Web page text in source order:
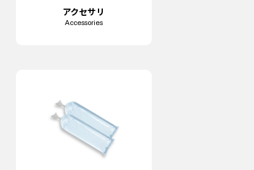
アクセサリ
Accessories